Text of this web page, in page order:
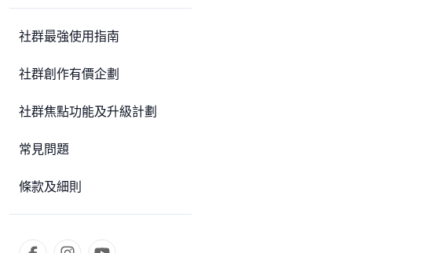
社群最強使用指南
社群創作有價企劃
社群焦點功能及升級計劃
常見問題
條款及細則